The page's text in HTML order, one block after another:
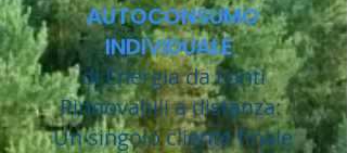
AUTOCONSUMO
INDIVIDUALE
di Energia da Fonti
Rinnovabili a distanza:
Un singolo cliente finale